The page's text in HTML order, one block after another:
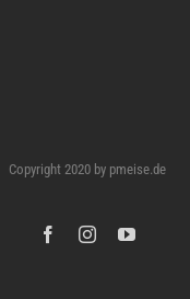
Copyright 2020 by pmeise.de
FacebookInstagramYouTube